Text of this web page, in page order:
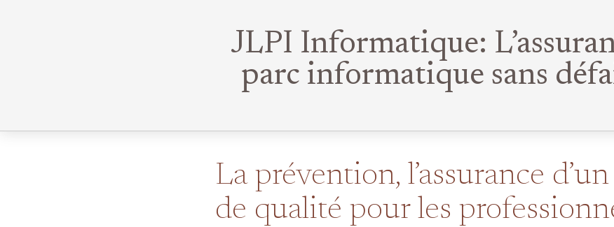
JLPI Informatique:
parc informatique sans
La prévention, l’assurance
de qualité pour les